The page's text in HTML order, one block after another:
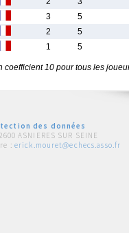
3 5
2 5
1 5
coefficient 10 pour tous les
des données
ASNIERES SUR SEINE
: erick.mouret@echecs.asso.fr